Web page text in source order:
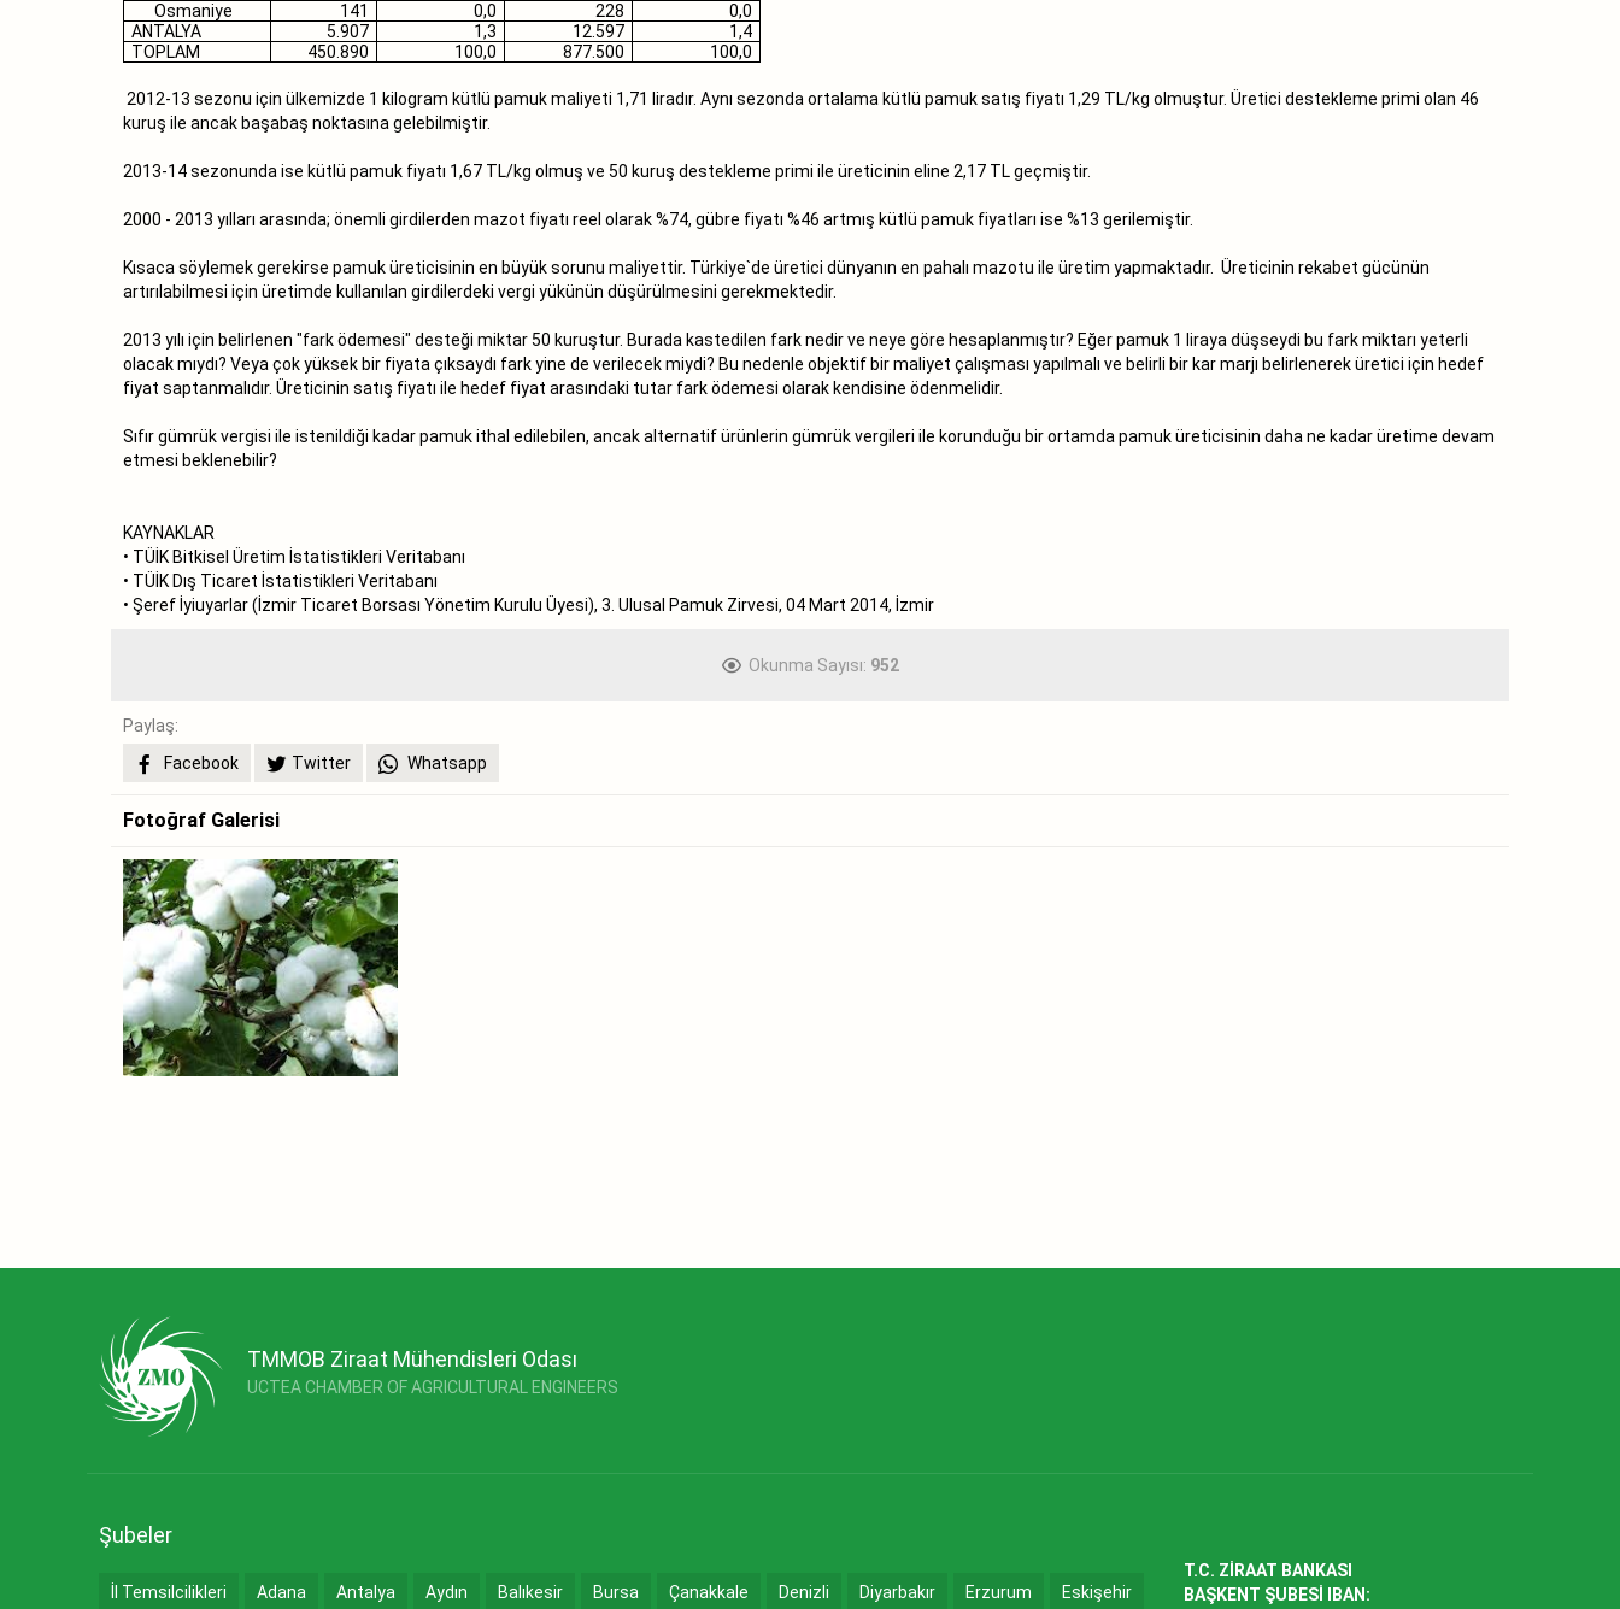
Osmaniye
141 0,0 228
0,0
ANTALYA
5.907 1,3 12.597
1,4
TOPLAM
450.890 100,0 877.500 100,0
2012-13 sezonu için ülkemizde 1 kilogram kütlü pamuk maliyeti 1,71 liradır. Aynı sezonda ortalama kütlü pamuk satış fiyatı 1,29 TL/kg olmuştur. Üretici destekleme primi olan 46
kuruş ile ancak başabaş noktasına gelebilmiştir.
2013-14 sezonunda ise kütlü pamuk fiyatı 1,67 TL/kg olmuş ve 50 kuruş destekleme primi ile üreticinin eline 2,17 TL geçmiştir.
2000 - 2013 yılları arasında; önemli girdilerden mazot fiyatı reel olarak %74, gübre fiyatı %46 artmış kütlü pamuk fiyatları ise %13 gerilemiştir.
Kısaca söylemek gerekirse pamuk üreticisinin en büyük sorunu maliyettir. Türkiye`de üretici dünyanın en pahalı mazotu ile üretim yapmaktadır. Üreticinin rekabet gücünün
artırılabilmesi için üretimde kullanılan girdilerdeki vergi yükünün düşürülmesini gerekmektedir.
2013 yılı için belirlenen "fark ödemesi" desteği miktar 50 kuruştur. Burada kastedilen fark nedir ve neye göre hesaplanmıştır? Eğer pamuk 1 liraya düşseydi bu fark miktarı yeterli
olacak mıydı? Veya çok yüksek bir fiyata çıksaydı fark yine de verilecek miydi? Bu nedenle objektif bir maliyet çalışması yapılmalı ve belirli bir kar marjı belirlenerek üretici için hedef
fiyat saptanmalıdır. Üreticinin satış fiyatı ile hedef fiyat arasındaki tutar fark ödemesi olarak kendisine ödenmelidir.
Sıfır gümrük vergisi ile istenildiği kadar pamuk ithal edilebilen, ancak alternatif ürünlerin gümrük vergileri ile korunduğu bir ortamda pamuk üreticisinin daha ne kadar üretime devam
etmesi beklenebilir?
KAYNAKLAR
• TÜİK Bitkisel Üretim İstatistikleri Veritabanı
• TÜİK Dış Ticaret İstatistikleri Veritabanı
• Şeref İyiuyarlar (İzmir Ticaret Borsası Yönetim Kurulu Üyesi), 3. Ulusal Pamuk Zirvesi, 04 Mart 2014, İzmir
Okunma Sayısı: 952
Paylaş:
Facebook
Twitter Whatsapp
Fotoğraf Galerisi
TMMOB Ziraat Mühendisleri Odası
UCTEA CHAMBER OF AGRICULTURAL ENGINEERS
Şubeler
İl Temsilcilikleri Adana Antalya Aydın Balıkesir Bursa Çanakkale Denizli Diyarbakır Erzurum Eskişehir
T.C. ZİRAAT BANKASI
BAŞKENT ŞUBESİ IBAN: